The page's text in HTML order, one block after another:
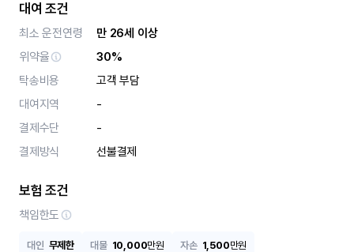
대여 조건
최소 운전연령
만 26세 이상
위약율
30%
탁송비용
고객 부담
대여지역
-
결제수단
-
결제방식
선불결제
보험 조건
책임한도
대인 무제한 대물 10,000만원 자손 1,500만원